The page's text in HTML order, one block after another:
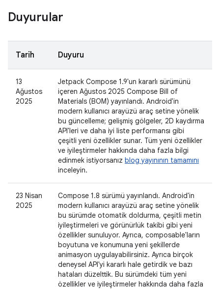
Duyurular
Tarih Duyuru
13
Ağustos
2025
Jetpack Compose 1.9'un kararlı sürümünü
içeren Ağustos 2025 Compose Bill of
Materials (BOM) yayınlandı. Android'in
modern kullanıcı arayüzü araç setine yönelik
bu güncelleme; gelişmiş gölgeler, 2D kaydırma
API'leri ve daha iyi liste performansı gibi
çeşitli yeni özellikler sunar. Tüm yeni özellikler
ve iyileştirmeler hakkında daha fazla bilgi
edinmek istiyorsanız blog yayınının tamamını
inceleyin.
23 Nisan
2025
Compose 1.8 sürümü yayınlandı. Android'in
modern kullanıcı arayüzü araç setine yönelik
bu sürümde otomatik doldurma, çeşitli metin
iyileştirmeleri ve görünürlük takibi gibi yeni
özellikler sunuluyor. Ayrıca, composable'ların
boyutuna ve konumuna yeni şekillerde
animasyon uygulayabilirsiniz. Ayrıca birçok
deneysel API'yi kararlı hale getirdik ve bazı
hataları düzelttik. Bu sürümdeki tüm yeni
özellikler ve iyileştirmeler hakkında daha fazla